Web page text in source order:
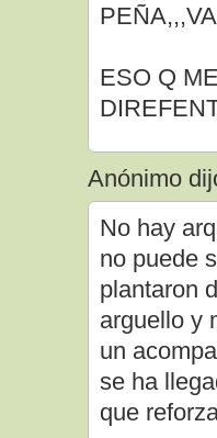
ESO Q
Anónimo
No hay
no puede
plantaron
arguello y
un
se ha
que